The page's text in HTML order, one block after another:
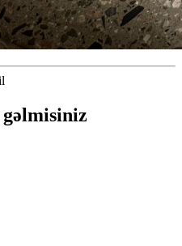
gəlmisiniz